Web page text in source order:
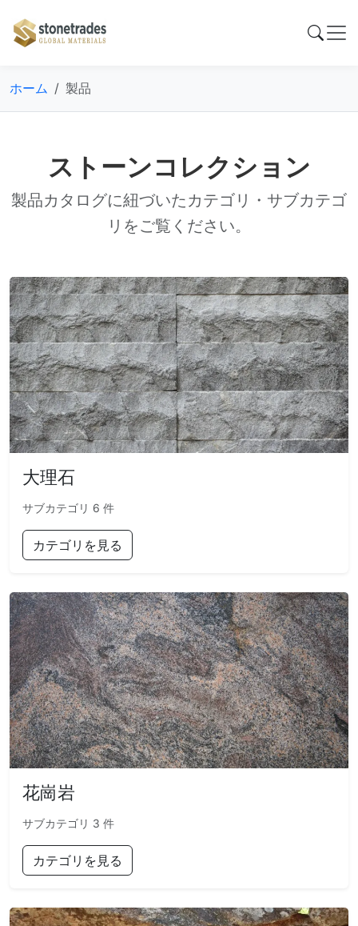
ホーム 製品
ストーンコレクション
製品カタログに紐づいたカテゴリ・サブカテゴ
リをご覧ください。
大理石
サブカテゴリ 6 件
カテゴリを見る
花崗岩
サブカテゴリ 3 件
カテゴリを見る